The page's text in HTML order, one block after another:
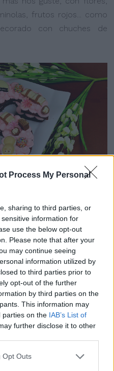
Process My Personal
sharing to third parties, or
information for
use the below opt-out
Please note that after your
may continue seeing
information utilized by
to third parties prior to
opt-out of the further
by third parties on the
This information may
parties on the IAB’s List of
further disclose it to other
Opt Outs
frutos rojos... como
con chuches de
y la dejamos reposar y
comerla!!